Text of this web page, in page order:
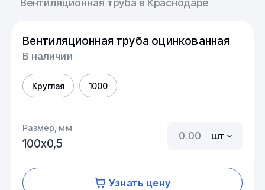
Вентиляционная труба в Краснодаре
Вентиляционная труба оцинкованная
В наличии
Круглая 1000
Размер, мм
100х0,5
шт
Узнать цену